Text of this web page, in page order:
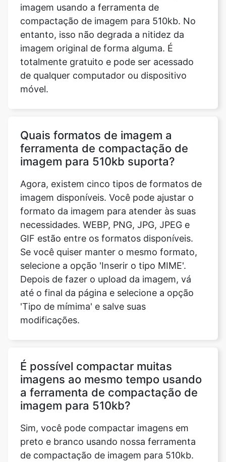
imagem original de forma alguma. É
totalmente gratuito e pode ser acessado
de qualquer computador ou dispositivo
móvel.
Quais formatos de imagem a
Agora, existem cinco tipos de formatos de
imagem disponíveis. Você pode ajustar o
formato da imagem para atender às suas
necessidades. WEBP, PNG, JPG, JPEG e
GIF estão entre os formatos disponíveis.
Se você quiser manter o mesmo formato,
selecione a opção 'Inserir o tipo MIME'.
Depois de fazer o upload da imagem, vá
até o final da página e selecione a opção
'Tipo de mímima' e salve suas
modificações.
É possível compactar muitas
imagem para 510kb?
Sim, você pode compactar imagens em
preto e branco usando nossa ferramenta
de compactação de imagem para 510kb.
A ferramenta de compactação de